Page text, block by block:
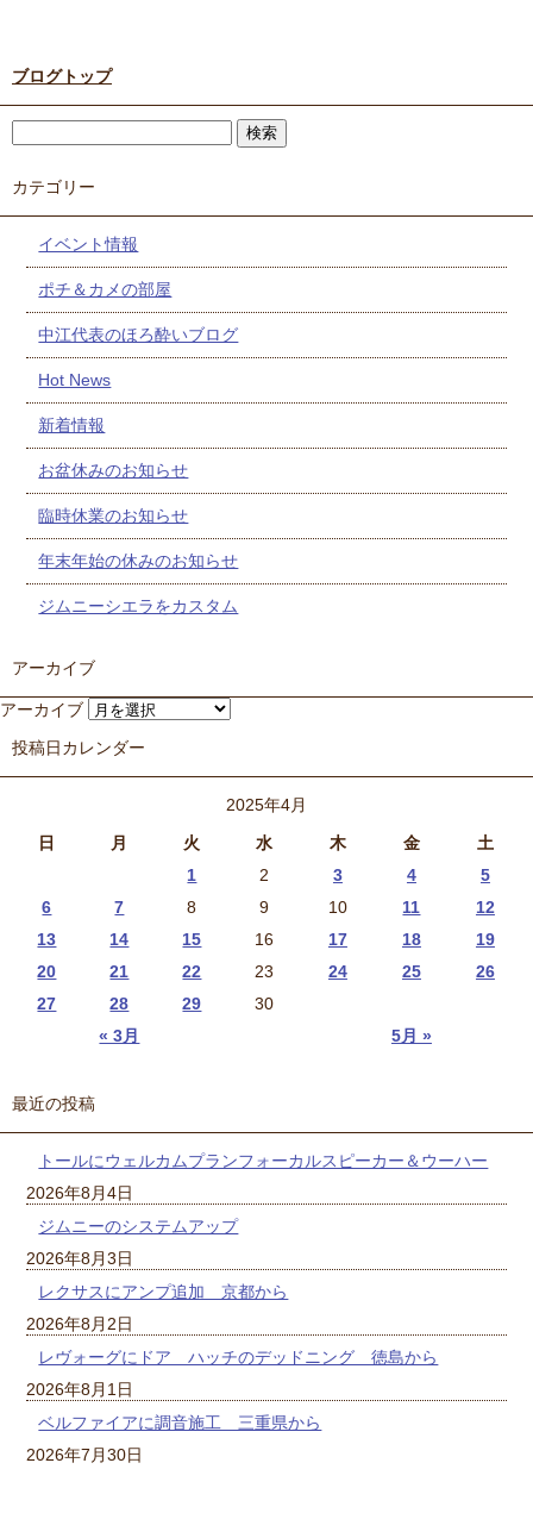
ブログトップ
カテゴリー
イベント情報
ポチ＆カメの部屋
中江代表のほろ酔いブログ
Hot News
新着情報
お盆休みのお知らせ
臨時休業のお知らせ
年末年始の休みのお知らせ
ジムニーシエラをカスタム
アーカイブ
アーカイブ
投稿日カレンダー
2025年4月
日
月 火 水 木 金 土
« 3月 5月 »
1 2 3 4
5
6
7 8 9 10 11
12
13
14 15 16 17 18
19
20
21 22 23 24 25
26
27
28 29 30
最近の投稿
トールにウェルカムプランフォーカルスピーカー＆ウーハー
2026年8月4日
ジムニーのシステムアップ
2026年8月3日
レクサスにアンプ追加 京都から
2026年8月2日
レヴォーグにドア ハッチのデッドニング 徳島から
2026年8月1日
ベルファイアに調音施工 三重県から
2026年7月30日